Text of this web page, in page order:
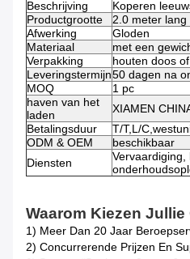
Beschrijving
Koperen
Productgrootte
2.0 meter lang
Afwerking
Gloden
Materiaal
met een
Verpakking
houten doos
Leveringstermijn50 dagen na
MOQ
1 pc
haven van het
laden
XIAMEN
Betalingsduur
T/T,L/
ODM & OEM
beschikbaar
Diensten
Waarom Kiezen Jullie
1) Meer Dan 20 Jaar
2) Concurrerende Prijzen En